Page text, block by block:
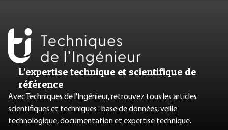
L’expertise technique et scientifique de
référence
Avec Techniques de l'Ingénieur, retrouvez tous les articles
scientifiques et techniques : base de données, veille
technologique, documentation et expertise technique.